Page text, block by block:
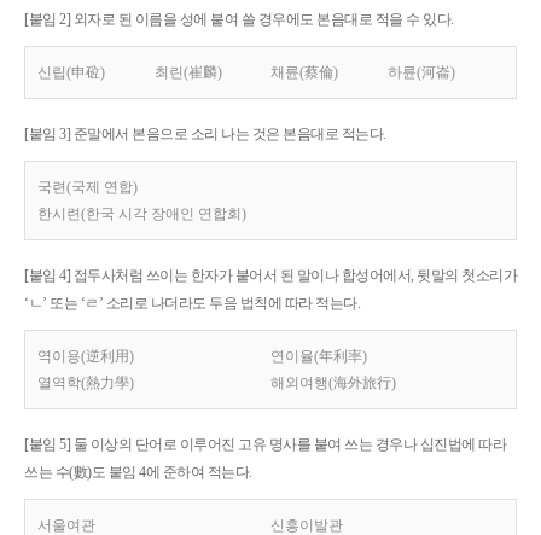
[붙임 2] 외자로 된 이름을 성에 붙여 쓸 경우에도 본음대로 적을 수 있다.
신립(申砬) 최린(崔麟) 채륜(蔡倫) 하륜(河崙)
[붙임 3] 준말에서 본음으로 소리 나는 것은 본음대로 적는다.
국련(국제 연합)
한시련(한국 시각 장애인 연합회)
[붙임 4] 접두사처럼 쓰이는 한자가 붙어서 된 말이나 합성어에서, 뒷말의 첫소리가
‘ㄴ’ 또는 ‘ㄹ’ 소리로 나더라도 두음 법칙에 따라 적는다.
역이용(逆利用)
연이율(年利率)
열역학(熱力學)
해외여행(海外旅行)
[붙임 5] 둘 이상의 단어로 이루어진 고유 명사를 붙여 쓰는 경우나 십진법에 따라
쓰는 수(數)도 붙임 4에 준하여 적는다.
서울여관 신흥이발관